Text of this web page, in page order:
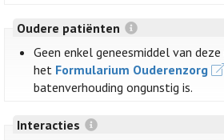
Oudere patiënten
Geen enkel geneesmiddel van
het Formularium Ouderenzorg
batenverhouding ongunstig is.
Interacties